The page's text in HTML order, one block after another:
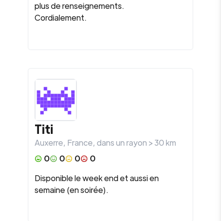
plus de renseignements.
Cordialement.
Titi
Auxerre, France, dans un rayon >30km
0
0 0
0
Disponible le week end et aussi en
semaine (en soirée).